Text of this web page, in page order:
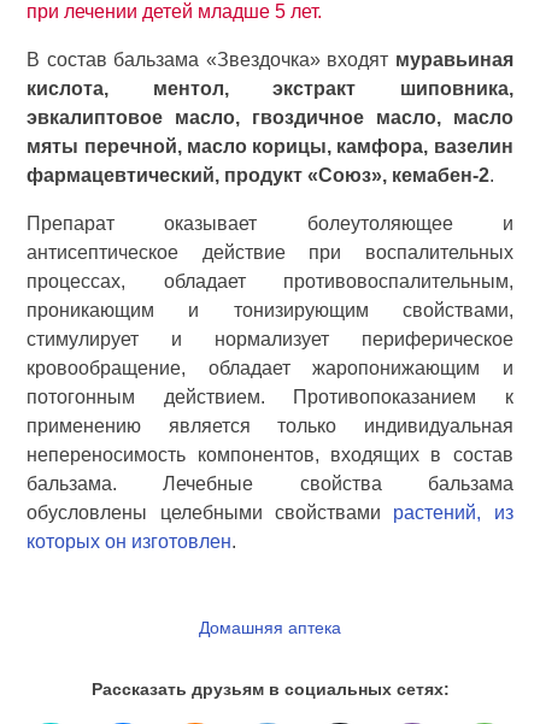
при лечении детей младше 5 лет.
В состав бальзама «Звездочка» входят муравьиная
кислота, ментол, экстракт шиповника,
эвкалиптовое масло, гвоздичное масло, масло
мяты перечной, масло корицы, камфора, вазелин
фармацевтический, продукт «Союз», кемабен-2.
Препарат оказывает болеутоляющее и
антисептическое действие при воспалительных
процессах, обладает противовоспалительным,
проникающим и тонизирующим свойствами,
стимулирует и нормализует периферическое
кровообращение, обладает жаропонижающим и
потогонным действием. Противопоказанием к
применению является только индивидуальная
непереносимость компонентов, входящих в состав
бальзама. Лечебные свойства бальзама
обусловлены целебными свойствами растений, из
которых он изготовлен.
Домашняя аптека
Рассказать друзьям в социальных сетях: